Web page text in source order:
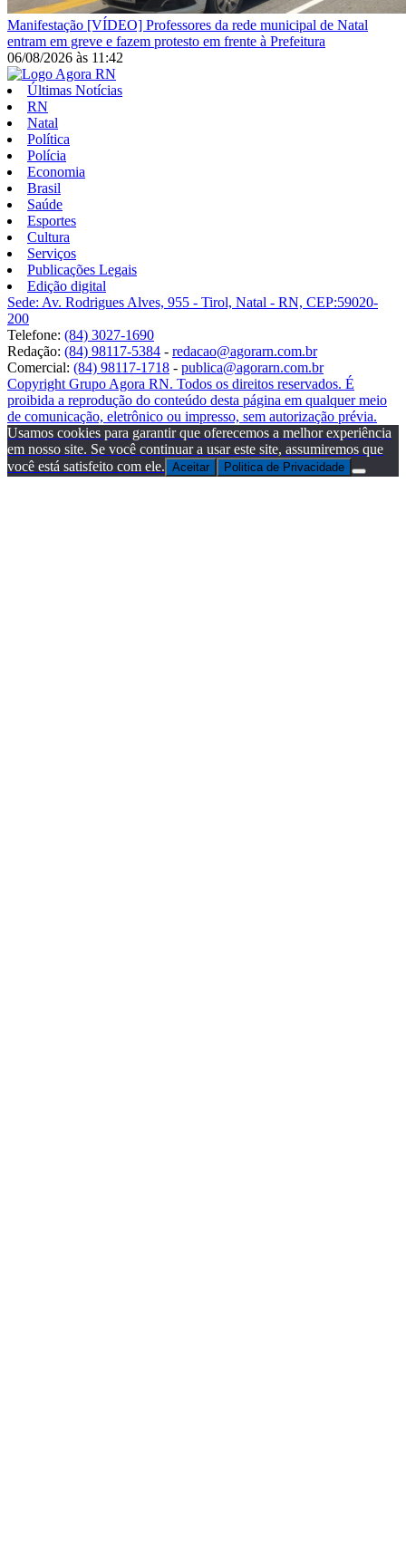
Manifestação [VÍDEO] Professores da rede municipal de Natal
entram em greve e fazem protesto em frente à Prefeitura
06/08/2026 às 11:42
Últimas Notícias
RN
Natal
Política
Polícia
Economia
Brasil
Saúde
Esportes
Cultura
Serviços
Publicações Legais
Edição digital
Sede: Av. Rodrigues Alves, 955 - Tirol, Natal - RN, CEP:59020-
200
Telefone: (84) 3027-1690
Redação: (84) 98117-5384 - redacao@agorarn.com.br
Comercial: (84) 98117-1718 - publica@agorarn.com.br
Copyright Grupo Agora RN. Todos os direitos reservados. É
proibida a reprodução do conteúdo desta página em qualquer meio
de comunicação, eletrônico ou impresso, sem autorização prévia.
Usamos cookies para garantir que oferecemos a melhor experiência
em nosso site. Se você continuar a usar este site, assumiremos que
você está satisfeito com ele. Aceitar Politica de Privacidade